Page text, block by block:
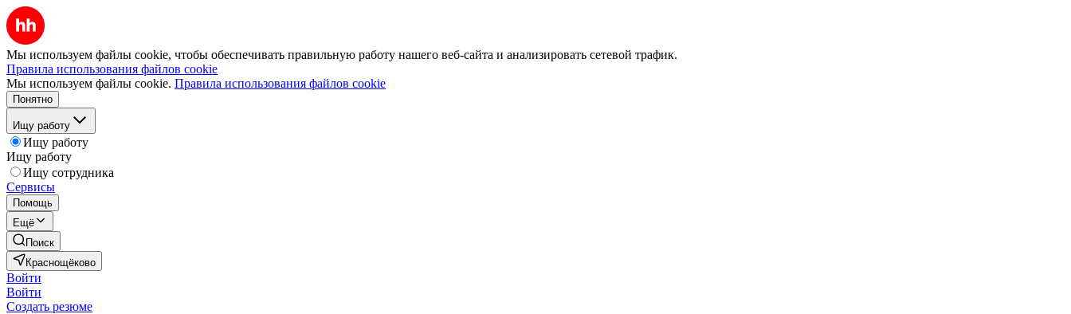
Мы используем файлы cookie, чтобы обеспечивать правильную работу нашего веб-сайта и анализировать сетевой трафик.
Правила использования файлов cookie
Мы используем файлы cookie. Правила использования файлов cookie
Понятно
Ищу работу
Ищу работу
Ищу работу
Ищу сотрудника
Сервисы
Помощь
Ещё
Поиск
Краснощёково
Войти
Войти
Создать резюме